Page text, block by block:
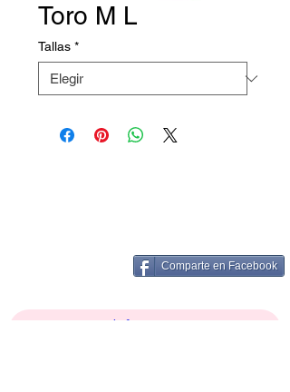
Toro M L
Tallas *
Comparte en Facebook